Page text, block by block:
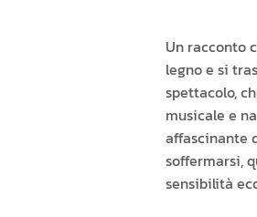
Un racconto
legno e si
spettacolo,
musicale e
affascinante
soffermarsi,
sensibilità